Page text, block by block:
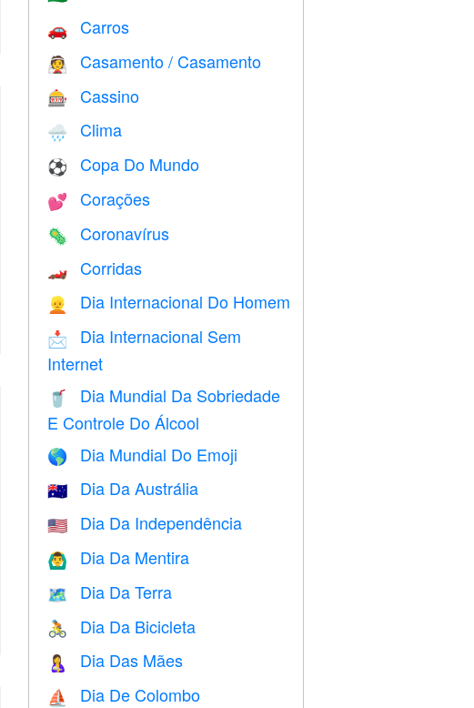
🚗 Carros
👰 Casamento / Casamento
🎰 Cassino
🌧 Clima
⚽ Copa Do Mundo
💕 Corações
🦠 Coronavírus
🏎 Corridas
👱 Dia Internacional Do Homem
📩
Dia Internacional Sem
Internet
🥤
Dia Mundial Da Sobriedade
E Controle Do Álcool
🌎 Dia Mundial Do Emoji
🇦🇺 Dia Da Austrália
🇺🇸 Dia Da Independência
🙆‍♂️ Dia Da Mentira
🗺️ Dia Da Terra
🚴 Dia Da Bicicleta
🤱 Dia Das Mães
⛵️ Dia De Colombo